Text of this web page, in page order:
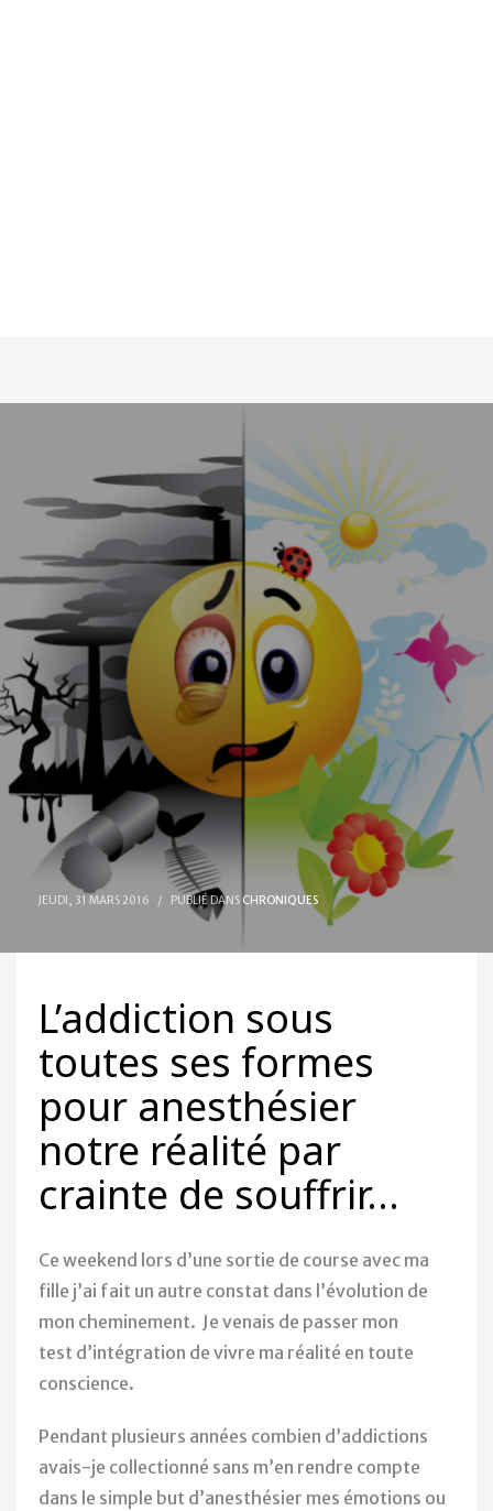
JEUDI, 31 MARS 2016 / PUBLIÉ DANS CHRONIQUES
L’addiction sous
toutes ses formes
pour anesthésier
notre réalité par
crainte de souffrir…
Ce weekend lors d’une sortie de course avec ma
fille j’ai fait un autre constat dans l’évolution de
mon cheminement. Je venais de passer mon
test d’intégration de vivre ma réalité en toute
conscience.
Pendant plusieurs années combien d’addictions
avais-je collectionné sans m’en rendre compte
dans le simple but d’anesthésier mes émotions ou